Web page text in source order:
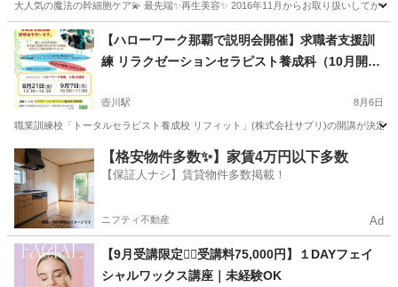
大人気の魔法の幹細胞ケア💫 最先端✨再生美容✨ 2016年11月からお取り扱いしてか
沖縄 宜野湾市 スキンケア 40代
【ハローワーク那覇で説明会開催】求職者支援訓
練 リラクゼーションセラピスト養成科（10月開
壺川駅 8月6日
職業訓練校「トータルセラピスト養成校 リフィット」(株式会社サプリ)の開講が決定
沖縄 那覇市 壺川駅 マッサージ 求職者支援訓練
【格安物件多数✨】家賃4万円以下多数
【保証人ナシ】賃貸物件多数掲載！
ニフティ不動産 Ad
【9月受講限定❤️‍🔥受講料75,000円】１DAYフェイ
シャルワックス講座｜未経験OK